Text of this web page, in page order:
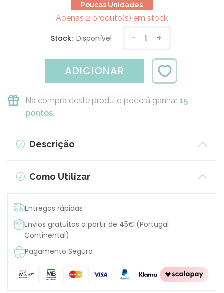
Poucas Unidades
Apenas 2 produto(s) em stock
Stock: Disponível - 1 +
ADICIONAR
Na compra deste produto poderá ganhar 15
pontos.
Descrição
Como Utilizar
Entregas rápidas
Envios gratuitos a partir de 45€ (Portugal
Continental)
Pagamento Seguro